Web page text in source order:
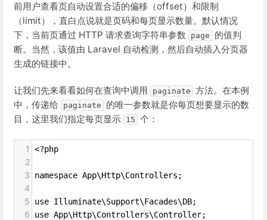
前用户查看页自动设置合适的偏移（offset）和限制
（limit），直白点说就是页码和每页显示数量。默认情况
下，当前页通过 HTTP 请求查询字符串参数
page
的值判
断。当然，该值由 Laravel 自动检测，然后自动插入分页器
生成的链接中。
让我们先来看看如何在查询中调用 paginate 方法。在本例
中，传递给
paginate
的唯一参数就是你每页想要显示的数
目，这里我们指定每页显示 15 个：
1 <?php
2
3
namespace App\Http\Controllers;
4
5
use Illuminate\Support\Facades\DB;
6 use App\Http\Controllers\Controller;